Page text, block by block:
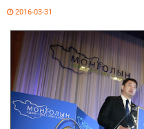
2016-03-31